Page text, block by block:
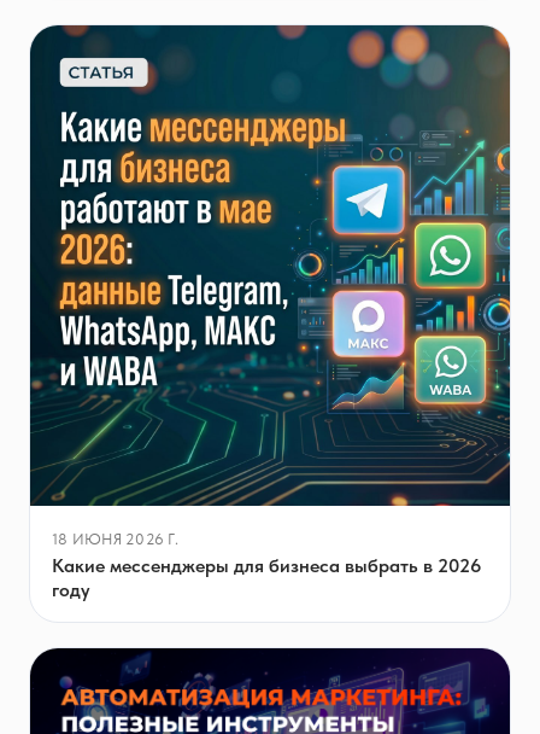
18 ИЮНЯ 2026 Г.
Какие мессенджеры для бизнеса выбрать в 2026
году